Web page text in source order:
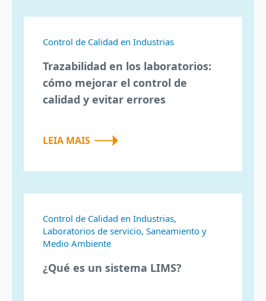
Control de Calidad en Industrias
Trazabilidad en los laboratorios:
cómo mejorar el control de
calidad y evitar errores
LEIA MAIS
Control de Calidad en Industrias,
Laboratorios de servicio, Saneamiento y
Medio Ambiente
¿Qué es un sistema LIMS?